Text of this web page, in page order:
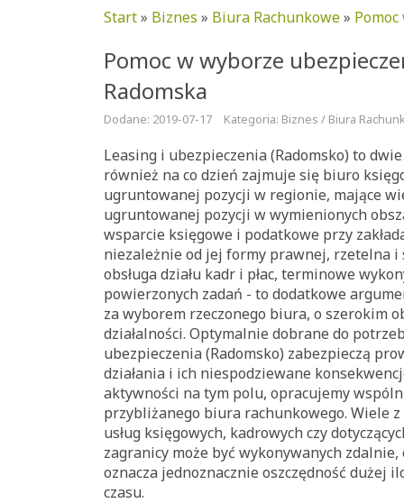
Start» Biznes » Biura Rachunkowe»
Pomoc w wyborze
Radomska
Dodane: 2019-07-17 Kategoria: Biznes / Biura
Leasing i ubezpieczenia (Radomsko) to
również na co dzień zajmuje się biuro
ugruntowanej pozycji w regionie, mające
ugruntowanej pozycji w wymienionych
wsparcie księgowe i podatkowe przy
niezależnie od jej formy prawnej, rzetelna
obsługa działu kadr i płac, terminowe
powierzonych zadań - to dodatkowe
za wyborem rzeczonego biura, o szerokim
działalności. Optymalnie dobrane do
ubezpieczenia (Radomsko) zabezpieczą
działania i ich niespodziewane
aktywności na tym polu, opracujemy
przybliżanego biura rachunkowego. Wiele
usług księgowych, kadrowych czy
zagranicy może być wykonywanych
oznacza jednoznacznie oszczędność dużej
czasu.